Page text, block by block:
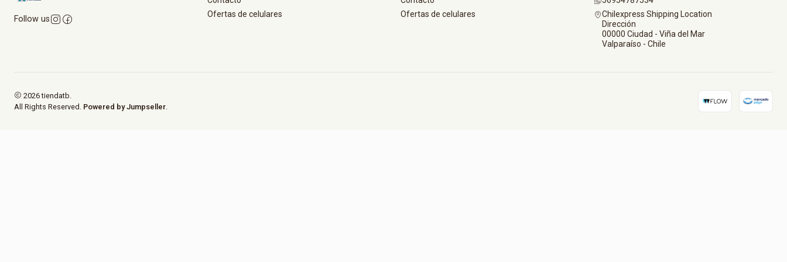
Follow us
Ofertas de celulares
Ofertas de celulares
Chilexpress Shipping Location
Dirección
00000 Ciudad - Viña del Mar
Valparaíso - Chile
2026 tiendatb.
All Rights Reserved. Powered by Jumpseller